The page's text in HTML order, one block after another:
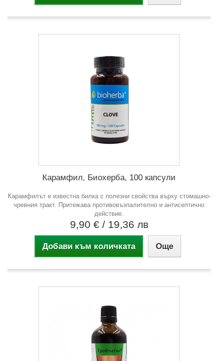
Карамфил, Биохерба, 100 капсули
Карамфилът е известна билка с полезни свойства върху стомашно-
чревния тракт. Притежава противовъзпалително и антисептично
действие.
9,90 € / 19,36 лв
Добави към количката Още